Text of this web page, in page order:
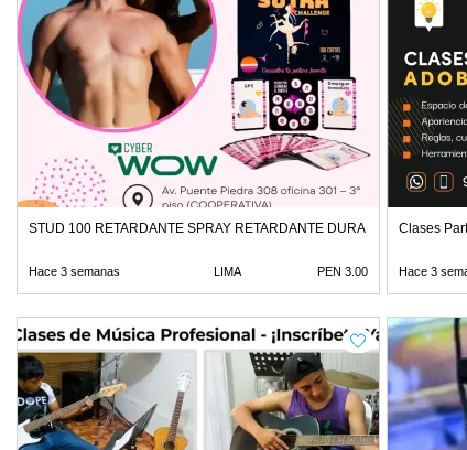
STUD 100 RETARDANTE SPRAY RETARDANTE DURA MAS DE 1
Hace 3 semanas LIMA PEN 3.00
Clases
Hace 3